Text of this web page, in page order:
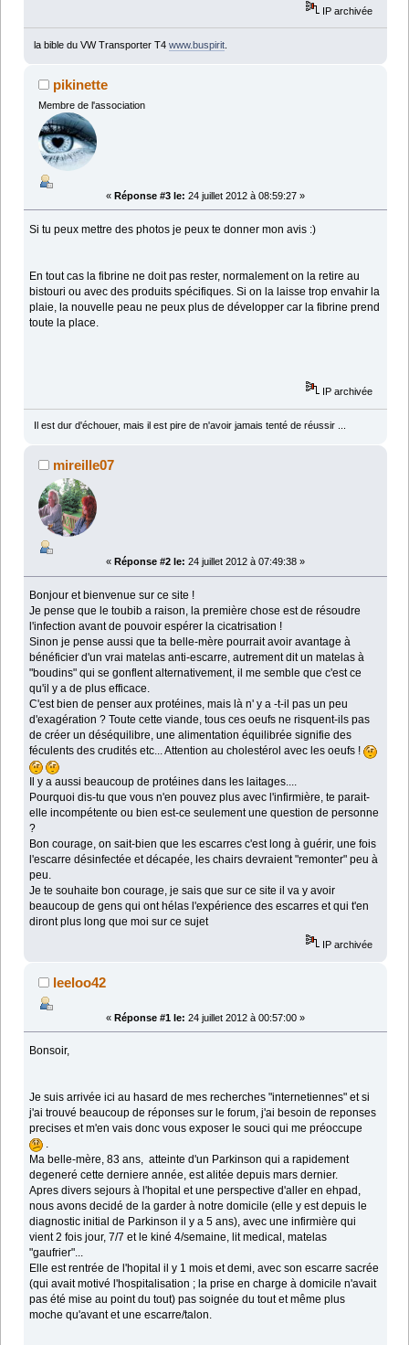
IP archivée
la bible du VW Transporter T4 www.buspirit.
pikinette
Membre de l'association
« Réponse #3 le: 24 juillet 2012 à 08:59:27 »
Si tu peux mettre des photos je peux te donner mon avis :)
En tout cas la fibrine ne doit pas rester, normalement on la retire au
bistouri ou avec des produits spécifiques. Si on la laisse trop envahir la
plaie, la nouvelle peau ne peux plus de développer car la fibrine prend
toute la place.
IP archivée
Il est dur d'échouer, mais il est pire de n'avoir jamais tenté de réussir ...
mireille07
« Réponse #2 le: 24 juillet 2012 à 07:49:38 »
Bonjour et bienvenue sur ce site !
Je pense que le toubib a raison, la première chose est de résoudre
l'infection avant de pouvoir espérer la cicatrisation !
Sinon je pense aussi que ta belle-mère pourrait avoir avantage à
bénéficier d'un vrai matelas anti-escarre, autrement dit un matelas à
"boudins" qui se gonflent alternativement, il me semble que c'est ce
qu'il y a de plus efficace.
C'est bien de penser aux protéines, mais là n' y a -t-il pas un peu
d'exagération ? Toute cette viande, tous ces oeufs ne risquent-ils pas
de créer un déséquilibre, une alimentation équilibrée signifie des
féculents des crudités etc... Attention au cholestérol avec les oeufs !
Il y a aussi beaucoup de protéines dans les laitages....
Pourquoi dis-tu que vous n'en pouvez plus avec l'infirmière, te parait-
elle incompétente ou bien est-ce seulement une question de personne
?
Bon courage, on sait-bien que les escarres c'est long à guérir, une fois
l'escarre désinfectée et décapée, les chairs devraient "remonter" peu à
peu.
Je te souhaite bon courage, je sais que sur ce site il va y avoir
beaucoup de gens qui ont hélas l'expérience des escarres et qui t'en
diront plus long que moi sur ce sujet
IP archivée
leeloo42
« Réponse #1 le: 24 juillet 2012 à 00:57:00 »
Bonsoir,
Je suis arrivée ici au hasard de mes recherches "internetiennes" et si
j'ai trouvé beaucoup de réponses sur le forum, j'ai besoin de reponses
precises et m'en vais donc vous exposer le souci qui me préoccupe
.
Ma belle-mère, 83 ans, atteinte d'un Parkinson qui a rapidement
degeneré cette derniere année, est alitée depuis mars dernier.
Apres divers sejours à l'hopital et une perspective d'aller en ehpad,
nous avons decidé de la garder à notre domicile (elle y est depuis le
diagnostic initial de Parkinson il y a 5 ans), avec une infirmière qui
vient 2 fois jour, 7/7 et le kiné 4/semaine, lit medical, matelas
"gaufrier"...
Elle est rentrée de l'hopital il y 1 mois et demi, avec son escarre sacrée
(qui avait motivé l'hospitalisation ; la prise en charge à domicile n'avait
pas été mise au point du tout) pas soignée du tout et même plus
moche qu'avant et une escarre/talon.